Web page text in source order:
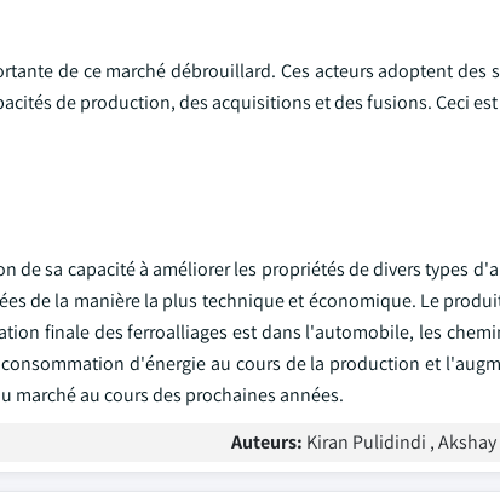
de ce marché débrouillard. Ces acteurs adoptent des
de production, des acquisitions et des fusions. Ceci
de sa capacité à améliorer les propriétés de divers types
de la manière la plus technique et économique. Le
finale des ferroalliages est dans l'automobile, les
d'énergie au cours de la production et
marché au cours des prochaines années.
Auteurs: Kiran Pulidindi , Akshay